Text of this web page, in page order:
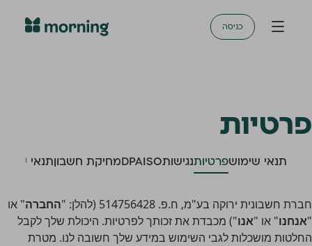
כניסה
פרטיות
תנאי שימושפרטיותנגישותISO
DPAמחיקת חשבוןתנאי
חברת חשבונית ירוקה בע"מ, ח.פ. 514756428 (להלן: " החברה" או
"אנחנו" או "אנו") מכבדת את זכותך לפרטיות. היכולת שלך לקבל
החלטות מושכלות לגבי השימוש במידע שלך חשובה לנו. מטרת